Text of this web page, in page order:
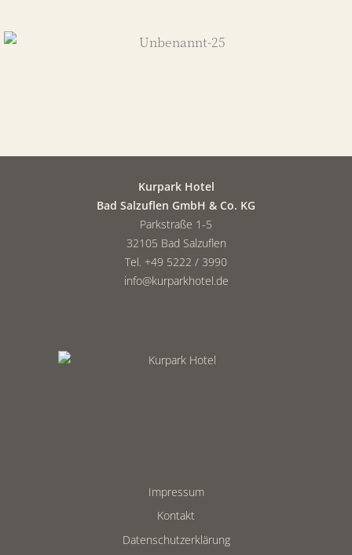
Kurpark Hotel
Bad Salzuflen GmbH & Co. KG
Parkstraße 1-5
32105 Bad Salzuflen
Tel. +49 5222 / 3990
info@kurparkhotel.de
Impressum
Kontakt
Datenschutzerklärung